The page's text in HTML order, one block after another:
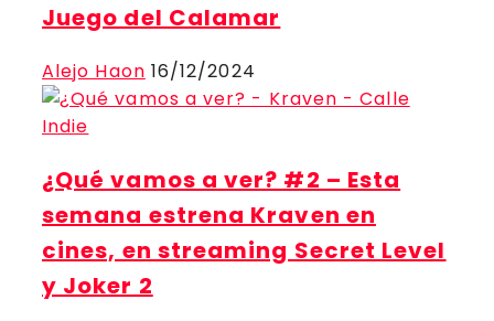
Juego del Calamar
Alejo Haon 16/12/2024
¿Qué vamos a ver? #2 – Esta
semana estrena Kraven en
cines, en streaming Secret Level
y Joker 2